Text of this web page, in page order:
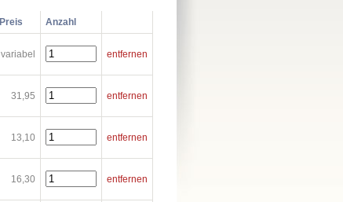
Preis Anzahl
variabel entfernen
31,95 entfernen
13,10 entfernen
16,30 entfernen